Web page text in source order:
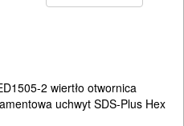
2 wiertło otwornica
uchwyt SDS-Plus Hex